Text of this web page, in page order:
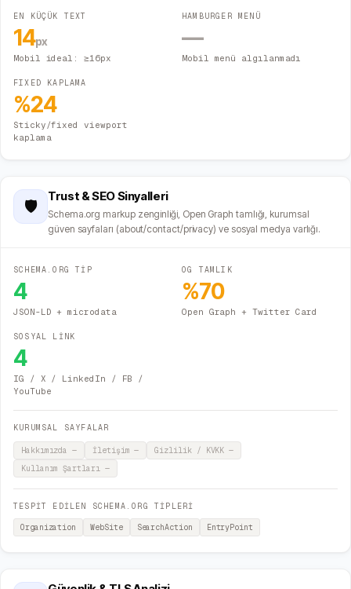
EN KÜÇÜK TEXT
14px
Mobil ideal: ≥16px
HAMBURGER MENÜ
—
Mobil menü algılanmadı
FIXED KAPLAMA
%24
Sticky/fixed viewport
kaplama
🛡️
Trust & SEO Sinyalleri
Schema.org markup zenginliği, Open Graph tamlığı, kurumsal
güven sayfaları (about/contact/privacy) ve sosyal medya varlığı.
SCHEMA.ORG TİP
4
JSON-LD + microdata
OG TAMLIK
%70
Open Graph + Twitter Card
SOSYAL LİNK
4
IG / X / LinkedIn / FB /
YouTube
KURUMSAL SAYFALAR
Hakkımızda — İletişim — Gizlilik / KVKK —
Kullanım Şartları —
TESPİT EDİLEN SCHEMA.ORG TİPLERİ
Organization WebSite SearchAction EntryPoint